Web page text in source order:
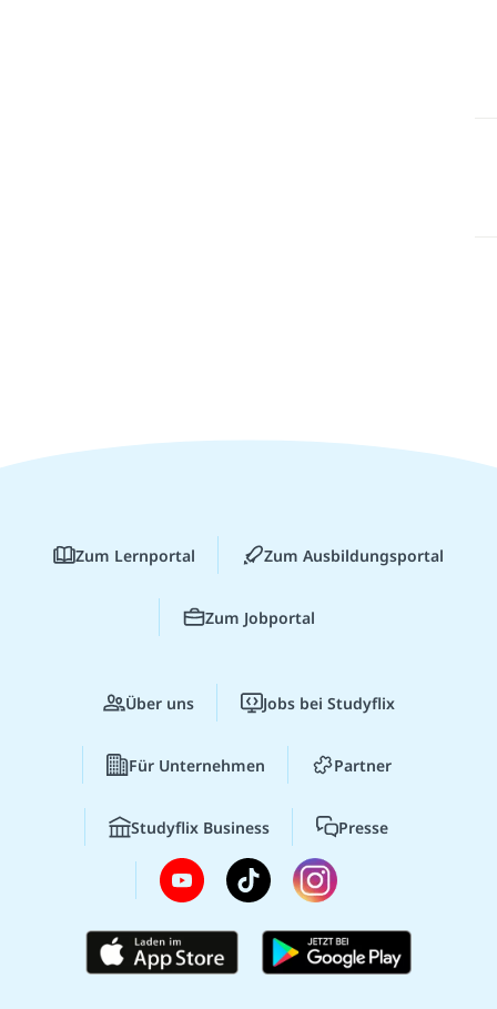
Zum Lernportal Zum Ausbildungsportal
Zum Jobportal
Über uns Jobs bei Studyflix
Für Unternehmen Partner
Studyflix Business Presse